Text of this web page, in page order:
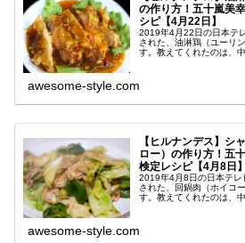
の作り方！五十嵐美
シピ【4月22日】
2019年4月22日の日本テ
された、油淋鶏（ユーリ
す。教えてくれたのは、
awesome-style.com
【ヒルナンデス】シ
ロー）の作り方！五
検定レシピ【4月8日】
2019年4月8日の日本テレ
された、回鍋肉（ホイコ
す。教えてくれたのは、
awesome-style.com